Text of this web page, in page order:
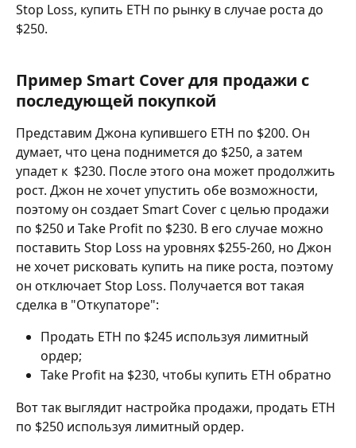
Stop Loss, купить ETH по рынку в случае роста до
$250.
Пример Smart Cover для продажи с
последующей покупкой
Представим Джона купившего ETH по $200. Он
думает, что цена поднимется до $250, а затем
упадет к  $230. После этого она может продолжить
рост. Джон не хочет упустить обе возможности,
поэтому он создает Smart Cover с целью продажи
по $250 и Take Profit по $230. В его случае можно
поставить Stop Loss на уровнях $255-260, но Джон
не хочет рисковать купить на пике роста, поэтому
он отключает Stop Loss. Получается вот такая
сделка в "Откупаторе":
Продать ETH по $245 используя лимитный
ордер;
Take Profit на $230, чтобы купить ETH обратно
Вот так выглядит настройка продажи, продать ETH
по $250 используя лимитный ордер.